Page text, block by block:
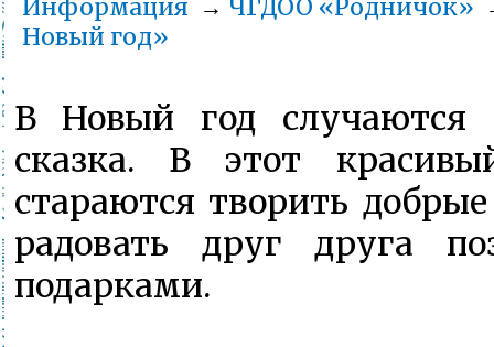
Информация → ЧГДОО «Родничок»
Новый год»
В Новый год случаются
сказка. В этот
стараются творить
радовать друг друга
подарками.